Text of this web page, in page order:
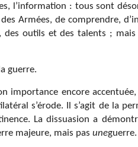
l’information : tous sont
Armées, de comprendre,
des outils et des talents ; mais
guerre.
importance encore
s’érode. Il s’agit de la
La dissuasion a
majeure, mais pas uneguerre.